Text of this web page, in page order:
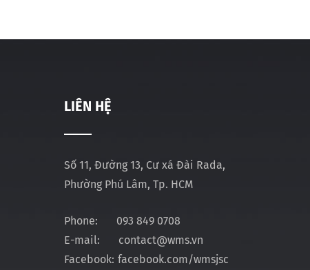
LIÊN HỆ
Số 11, Đường 13, Cư xá Đài Rada,
Phường Phú Lâm, Tp. HCM
Phone:
093 849 0708
E-mail:
contact@wms.vn
Facebook: facebook.com/wmsjsc